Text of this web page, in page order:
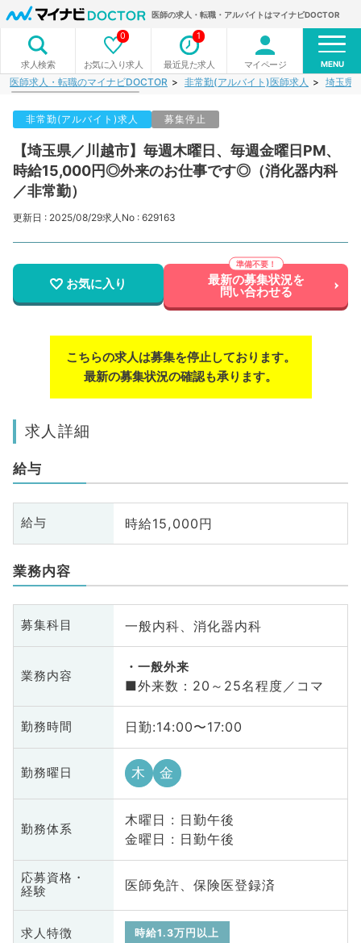
医師の求人・転職・アルバイトはマイナビDOCTOR
求人検索 お気に入り求人
0
最近見た求人
1
マイページ MENU
医師求人・転職のマイナビDOCTOR 非常勤(アルバイト)医師求人 埼玉県
非常勤(アルバイト)求人 募集停止
【埼玉県／川越市】毎週木曜日、毎週金曜日PM、
時給15,000円◎外来のお仕事です◎（消化器内科
／非常勤）
更新日 : 2025/08/29求人No : 629163
お気に入り 最新の募集状況を
問い合わせる
こちらの求人は募集を停止しております。
最新の募集状況の確認も承ります。
求人詳細
給与
給与 時給15,000円
業務内容
募集科目 一般内科、消化器内科
業務内容
一般外来
■外来数：20～25名程度／コマ
勤務時間 日勤:14:00〜17:00
勤務曜日 木 金
勤務体系
木曜日 : 日勤午後
金曜日 : 日勤午後
応募資格・
経験
医師免許、保険医登録済
求人特徴 時給1.3万円以上